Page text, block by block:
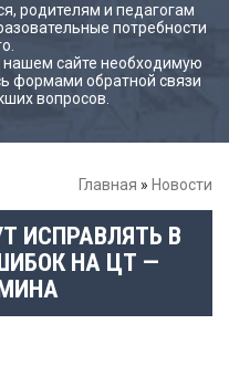
родителям и педагогам
потребности
сайте необходимую
формами обратной связи
вопросов.
Главная » Новости
ИСПРАВЛЯТЬ В
НА ЦТ —